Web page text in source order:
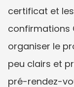
certificat et
confirmations
organiser le
peu clairs et
pré-rendez-